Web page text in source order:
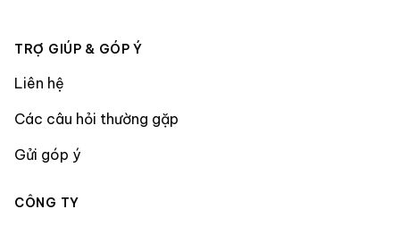
TRỢ GIÚP & GÓP Ý
Liên hệ
Các câu hỏi thường gặp
Gửi góp ý
CÔNG TY